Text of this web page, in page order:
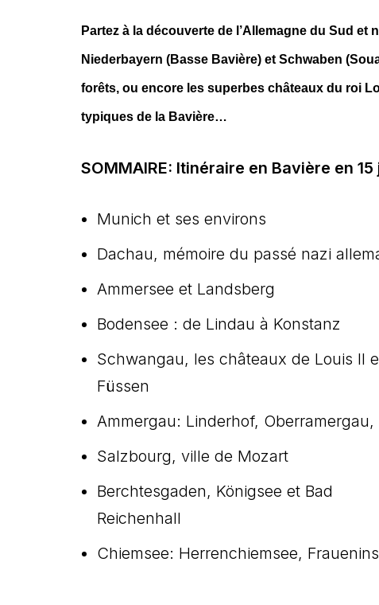
Partez à la découverte de l’Allemagne du Sud
Niederbayern (Basse Bavière) et Schwaben
forêts, ou encore les superbes châteaux du roi
typiques de la Bavière…
SOMMAIRE: Itinéraire en Bavière en 15
Munich et ses environs
Dachau, mémoire du passé nazi
Ammersee et Landsberg
Bodensee : de Lindau à Konstanz
Schwangau, les châteaux de Louis II
Füssen
Ammergau: Linderhof, Oberramergau,
Salzbourg, ville de Mozart
Berchtesgaden, Königsee et Bad
Reichenhall
Chiemsee: Herrenchiemsee,